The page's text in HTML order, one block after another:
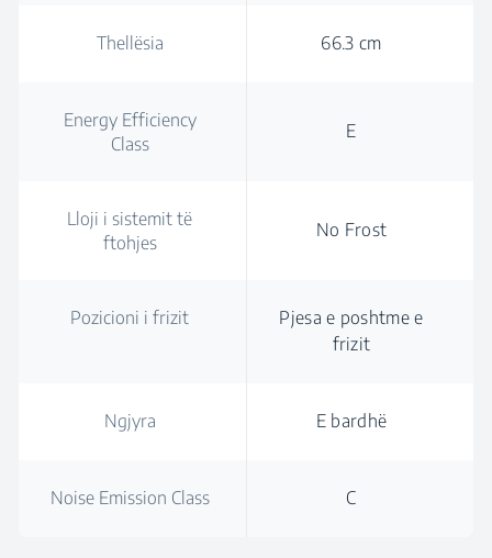
Thellësia 66.3 cm
Energy Efficiency
Class
E
Lloji i sistemit të
ftohjes
No Frost
Pozicioni i frizit
Pjesa e poshtme e
frizit
Ngjyra E bardhë
Noise Emission Class C